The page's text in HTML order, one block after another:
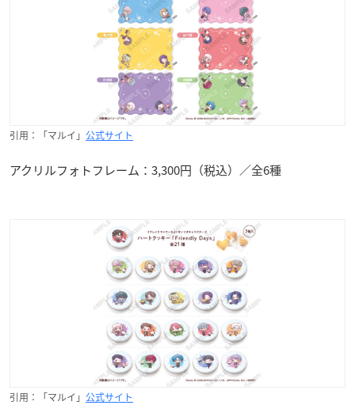
引用：「マルイ」 公式サイト
アクリルフォトフレーム：3,300円（税込）／全6種
引用：「マルイ」 公式サイト